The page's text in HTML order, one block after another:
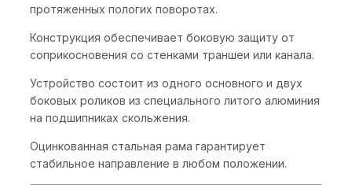
протяженных пологих поворотах.
Конструкция обеспечивает боковую защиту от
соприкосновения со стенками траншеи или канала.
Устройство состоит из одного основного и двух
боковых роликов из специального литого алюминия
на подшипниках скольжения.
Оцинкованная стальная рама гарантирует
стабильное направление в любом положении.